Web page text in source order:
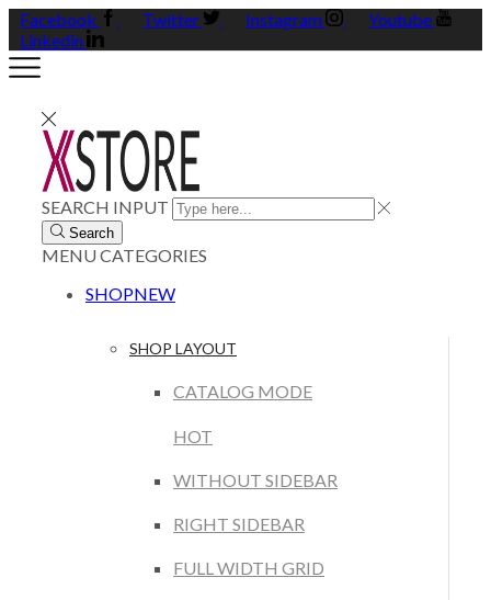
Facebook Twitter Instagram
Youtube
Linkedin
SEARCH INPUT
Search
MENUCATEGORIES
SHOPNEW
SHOP LAYOUT
CATALOG MODE
HOT
WITHOUT SIDEBAR
RIGHT SIDEBAR
FULL WIDTH GRID